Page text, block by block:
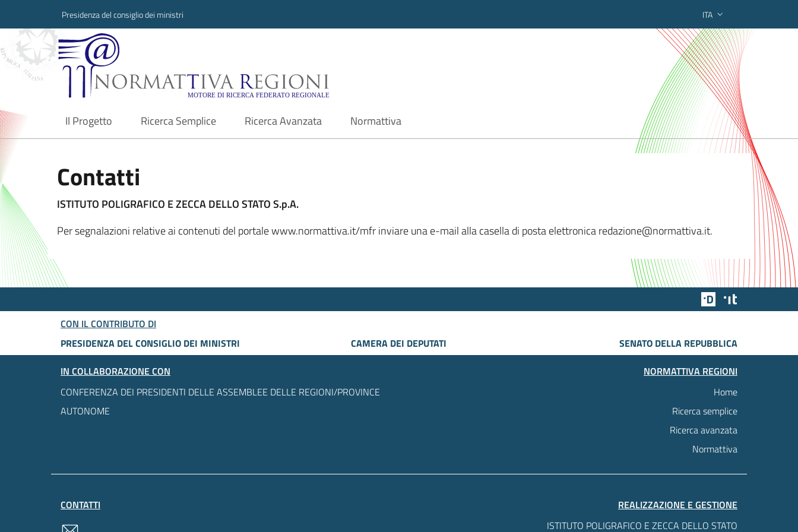
Presidenza del consiglio dei ministri ITA
Normattiva Regioni - Motore di ricerca federato regionale
Il Progetto
current Ricerca Semplice Ricerca Avanzata Normattiva
Contatti
ISTITUTO POLIGRAFICO E ZECCA DELLO STATO S.p.A.
Per segnalazioni relative ai contenuti del portale www.normattiva.it/mfr inviare una e-mail alla casella di posta elettronica redazione@normattiva.it.
Team Digitale
CON IL CONTRIBUTO DI
PRESIDENZA DEL CONSIGLIO DEI MINISTRI
CAMERA DEI DEPUTATI
SENATO DELLA REPUBBLICA
IN COLLABORAZIONE CON
CONFERENZA DEI PRESIDENTI DELLE ASSEMBLEE DELLE REGIONI/PROVINCE
AUTONOME
NORMATTIVA REGIONI
Home
Ricerca semplice
Ricerca avanzata
Normattiva
CONTATTI
REALIZZAZIONE E GESTIONE
ISTITUTO POLIGRAFICO E ZECCA DELLO STATO